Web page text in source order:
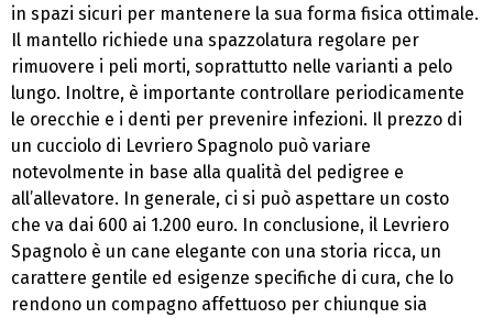
in spazi sicuri per mantenere la sua forma fisica ottimale.
Il mantello richiede una spazzolatura regolare per
rimuovere i peli morti, soprattutto nelle varianti a pelo
lungo. Inoltre, è importante controllare periodicamente
le orecchie e i denti per prevenire infezioni. Il prezzo di
un cucciolo di Levriero Spagnolo può variare
notevolmente in base alla qualità del pedigree e
all’allevatore. In generale, ci si può aspettare un costo
che va dai 600 ai 1.200 euro. In conclusione, il Levriero
Spagnolo è un cane elegante con una storia ricca, un
carattere gentile ed esigenze specifiche di cura, che lo
rendono un compagno affettuoso per chiunque sia